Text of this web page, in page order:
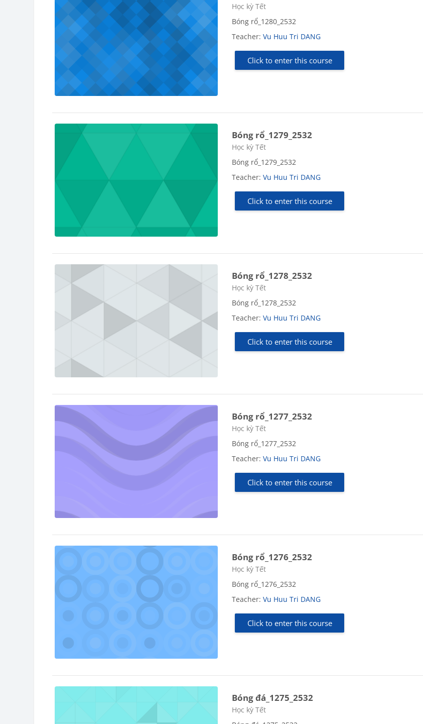
Course category
Học kỳ Tết
Bóng rổ_1280_2532
Teacher:Vu Huu Tri DANG
Click to enter this course
Bóng rổ_1279_2532
Course category
Học kỳ Tết
Bóng rổ_1279_2532
Teacher:Vu Huu Tri DANG
Click to enter this course
Bóng rổ_1278_2532
Course category
Học kỳ Tết
Bóng rổ_1278_2532
Teacher:Vu Huu Tri DANG
Click to enter this course
Bóng rổ_1277_2532
Course category
Học kỳ Tết
Bóng rổ_1277_2532
Teacher:Vu Huu Tri DANG
Click to enter this course
Bóng rổ_1276_2532
Course category
Học kỳ Tết
Bóng rổ_1276_2532
Teacher:Vu Huu Tri DANG
Click to enter this course
Bóng đá_1275_2532
Course category
Học kỳ Tết